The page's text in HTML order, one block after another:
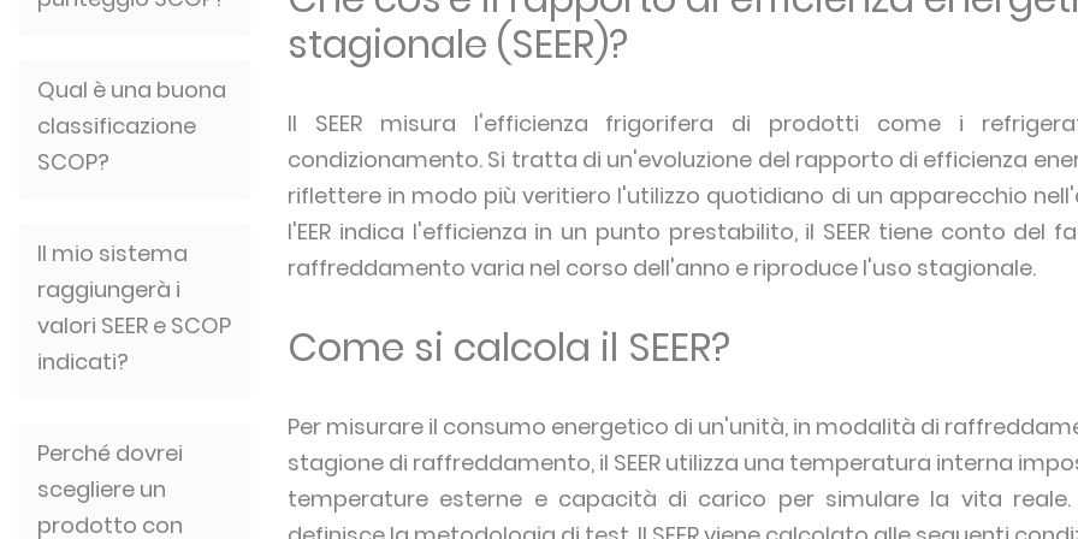
Qual è una buona
classificazione
SCOP?
Il mio sistema
raggiungerà i
valori SEER e SCOP
indicati?
Perché dovrei
scegliere un
prodotto con
stagionale (SEER)?
Il SEER misura l'efficienza frigorifera di prodotti come i
condizionamento. Si tratta di un'evoluzione del rapporto di efficienza
riflettere in modo più veritiero l'utilizzo quotidiano di un apparecchio
l'EER indica l'efficienza in un punto prestabilito, il SEER tiene conto del
raffreddamento varia nel corso dell'anno e riproduce l'uso stagionale.
Come si calcola il SEER?
Per misurare il consumo energetico di un'unità, in modalità di
stagione di raffreddamento, il SEER utilizza una temperatura interna
temperature esterne e capacità di carico per simulare la vita reale.